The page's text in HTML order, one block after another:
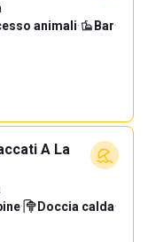
animali· Bar·
A La
· Doccia calda·